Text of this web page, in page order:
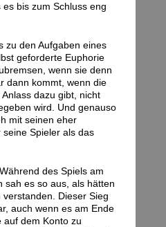
bis zum Schluss eng
zu den Aufgaben eines
geforderte Euphorie
wenn sie denn
dann kommt, wenn die
dazu gibt, nicht
wird. Und genauso
mit seinen eher
Spieler als das
des Spiels am
sah es so aus, als hätten
Dieser Sieg
auch wenn es am Ende
auf dem Konto zu